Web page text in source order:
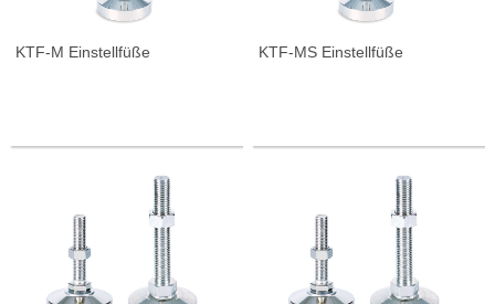
Tr60×7P
KTF-M Einstellfüße KTF-MS Einstellfüße